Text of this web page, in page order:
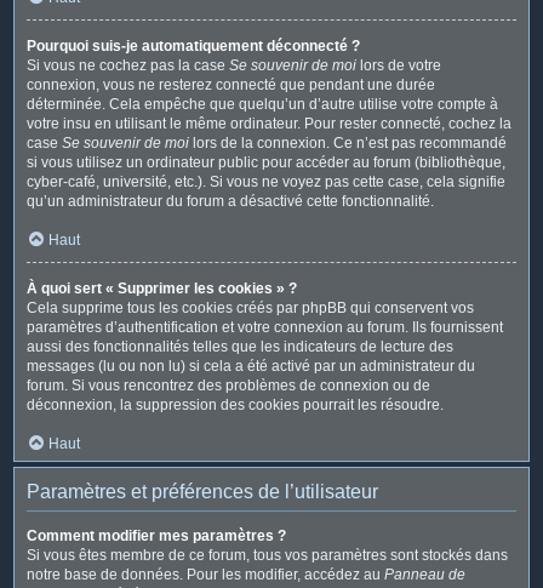
Pourquoi suis-je automatiquement déconnecté ?
Si vous ne cochez pas la case Se souvenir de moi lors de votre
connexion, vous ne resterez connecté que pendant une durée
déterminée. Cela empêche que quelqu’un d’autre utilise votre compte à
votre insu en utilisant le même ordinateur. Pour rester connecté, cochez la
case Se souvenir de moi lors de la connexion. Ce n’est pas recommandé
si vous utilisez un ordinateur public pour accéder au forum (bibliothèque,
cyber-café, université, etc.). Si vous ne voyez pas cette case, cela signifie
qu’un administrateur du forum a désactivé cette fonctionnalité.
Haut
À quoi sert « Supprimer les cookies » ?
Cela supprime tous les cookies créés par phpBB qui conservent vos
paramètres d’authentification et votre connexion au forum. Ils fournissent
aussi des fonctionnalités telles que les indicateurs de lecture des
messages (lu ou non lu) si cela a été activé par un administrateur du
forum. Si vous rencontrez des problèmes de connexion ou de
déconnexion, la suppression des cookies pourrait les résoudre.
Haut
Paramètres et préférences de l’utilisateur
Comment modifier mes paramètres ?
Si vous êtes membre de ce forum, tous vos paramètres sont stockés dans
notre base de données. Pour les modifier, accédez au Panneau de